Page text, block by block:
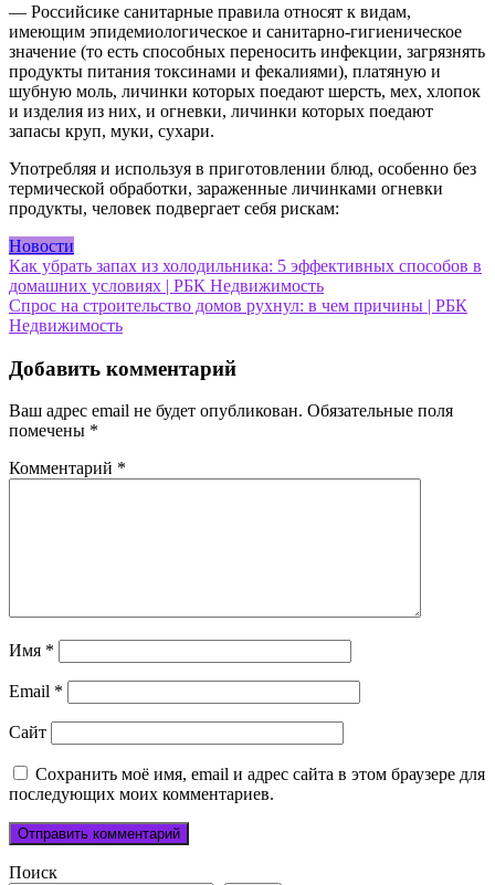
— Российсике санитарные правила относят к видам,
имеющим эпидемиологическое и санитарно-гигиеническое
значение (то есть способных переносить инфекции, загрязнять
продукты питания токсинами и фекалиями), платяную и
шубную моль, личинки которых поедают шерсть, мех, хлопок
и изделия из них, и огневки, личинки которых поедают
запасы круп, муки, сухари.
Употребляя и используя в приготовлении блюд, особенно без
термической обработки, зараженные личинками огневки
продукты, человек подвергает себя рискам:
Новости
Навигация
по
записям
Как убрать запах из холодильника: 5 эффективных способов в
домашних условиях | РБК Недвижимость
Спрос на строительство домов рухнул: в чем причины | РБК
Недвижимость
Добавить комментарий
Ваш адрес email не будет опубликован. Обязательные поля
помечены *
Комментарий *
Имя *
Email *
Сайт
Сохранить моё имя, email и адрес сайта в этом браузере для
последующих моих комментариев.
Поиск